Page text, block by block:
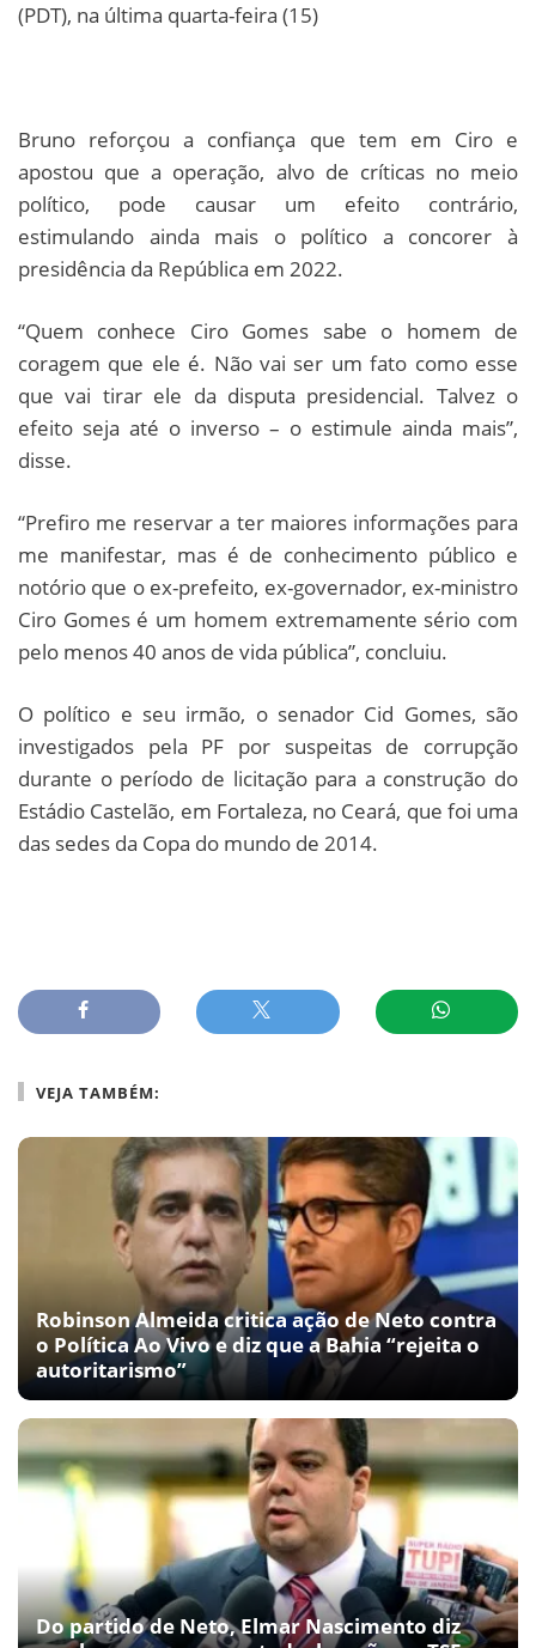
(PDT), na última quarta-feira (15)
Bruno reforçou a confiança que tem em Ciro e
apostou que a operação, alvo de críticas no meio
político, pode causar um efeito contrário,
estimulando ainda mais o político a concorer à
presidência da República em 2022.
“Quem conhece Ciro Gomes sabe o homem de
coragem que ele é. Não vai ser um fato como esse
que vai tirar ele da disputa presidencial. Talvez o
efeito seja até o inverso – o estimule ainda mais”,
disse.
“Prefiro me reservar a ter maiores informações para
me manifestar, mas é de conhecimento público e
notório que o ex-prefeito, ex-governador, ex-ministro
Ciro Gomes é um homem extremamente sério com
pelo menos 40 anos de vida pública”, concluiu.
O político e seu irmão, o senador Cid Gomes, são
investigados pela PF por suspeitas de corrupção
durante o período de licitação para a construção do
Estádio Castelão, em Fortaleza, no Ceará, que foi uma
das sedes da Copa do mundo de 2014.
VEJA TAMBÉM:
Robinson Almeida critica ação de Neto contra
o Política Ao Vivo e diz que a Bahia “rejeita o
autoritarismo”
Do partido de Neto, Elmar Nascimento diz